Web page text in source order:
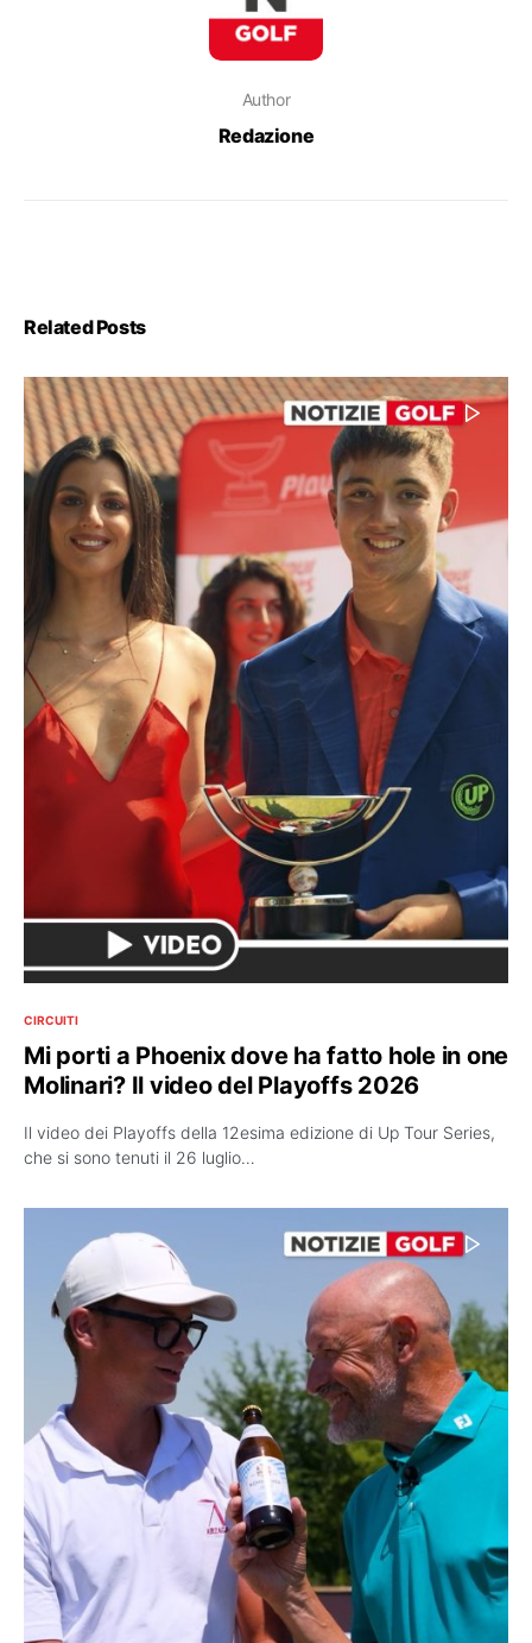
Author
Redazione
Related Posts
CIRCUITI
Mi porti a Phoenix dove ha fatto hole in one
Molinari? Il video del Playoffs 2026
Il video dei Playoffs della 12esima edizione di Up Tour Series,
che si sono tenuti il 26 luglio…